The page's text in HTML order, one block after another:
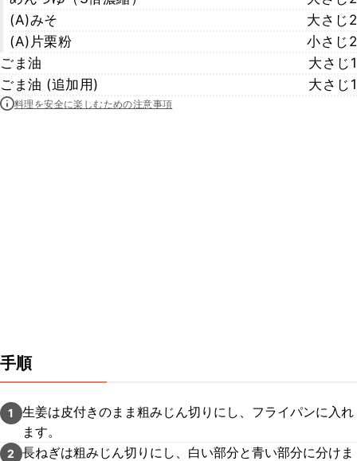
(A)みそ
大さじ2
(A)片栗粉
小さじ2
ごま油
大さじ1
ごま油 (追加用)
大さじ1
料理を安全に楽しむための注意事項
手順
1
生姜は皮付きのまま粗みじん切りにし、フライパンに入れ
ます。
2
長ねぎは粗みじん切りにし、白い部分と青い部分に分けま